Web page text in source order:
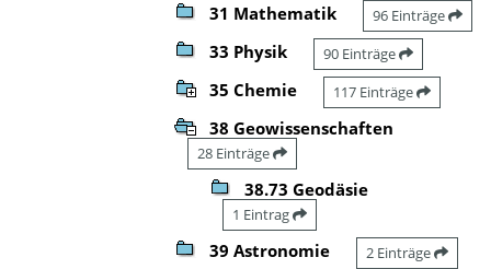
31 Mathematik 96 Einträge
33 Physik 90 Einträge
35 Chemie 117 Einträge
38 Geowissenschaften
28 Einträge
38.73 Geodäsie
1 Eintrag
39 Astronomie 2 Einträge